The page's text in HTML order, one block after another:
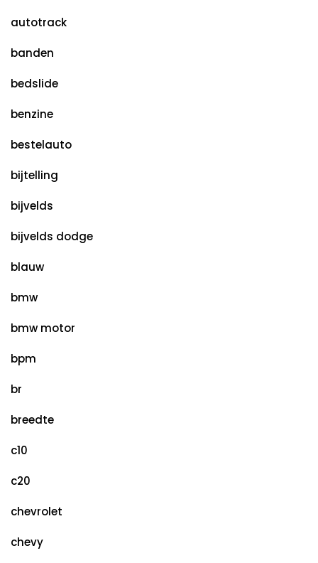
autotrack
banden
bedslide
benzine
bestelauto
bijtelling
bijvelds
bijvelds dodge
blauw
bmw
bmw motor
bpm
br
breedte
c10
c20
chevrolet
chevy